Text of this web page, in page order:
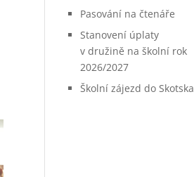
Pasování na čtenáře
Stanovení úplaty
v družině na školní rok
2026/2027
Školní zájezd do Skotska